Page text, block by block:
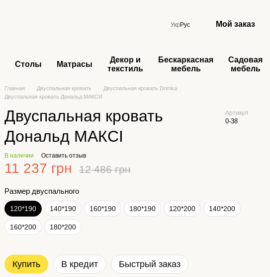
Укр Рус Мой заказ
Столы Матрасы
Декор и
текстиль
Бескаркасная
мебель
Садовая
мебель
Главная Двуспальная кровать
Двуспальная кровать Drimka
Двуспальная кровать Дональд МАКСИ
Двуспальная кровать
Дональд МАКСІ
Артикул
0-38
В наличии Оставить отзыв
11 237 грн 12 486 грн
Размер двуспального
120*190 140*190 160*190 180*190 120*200 140*200
160*200 180*200
Купить В кредит Быстрый заказ